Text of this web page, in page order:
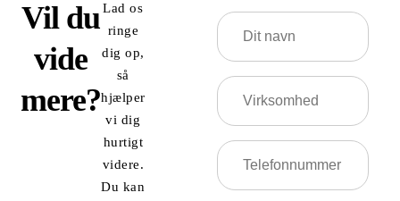
Vil du
vide
mere?
Lad os
ringe
dig op,
så
hjælper
vi dig
hurtigt
videre.
Du kan
Dit
navn
Virksomhed
Telefonnummer